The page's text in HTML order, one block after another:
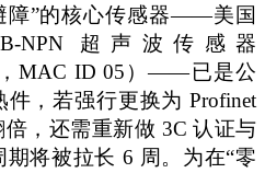
障”的核心传感器——美国
NPN 超声波传感器
，MAC ID 05）——已是公
，若强行更换为 Profinet
，还需重新做 3C 认证与
将被拉长 6 周。为在“零